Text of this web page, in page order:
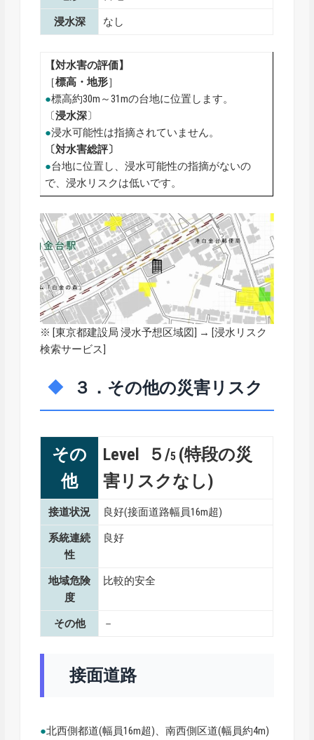
浸水深 なし
【対水害の評価】
［標高・地形］
●標高約30m～31mの台地に位置します。
〔浸水深〕
●浸水可能性は指摘されていません。
〔対水害総評〕
●台地に位置し、浸水可能性の指摘がないの
で、浸水リスクは低いです。
※ [東京都建設局 浸水予想区域図] → [浸水リスク
検索サービス]
３．その他の災害リスク
その
他
Level ５/5 (特段の災
害リスクなし)
接道状況 良好(接面道路幅員16m超)
系統連続
性
良好
地域危険
度
比較的安全
その他 －
接面道路
●北西側都道(幅員16m超)、南西側区道(幅員約4m)